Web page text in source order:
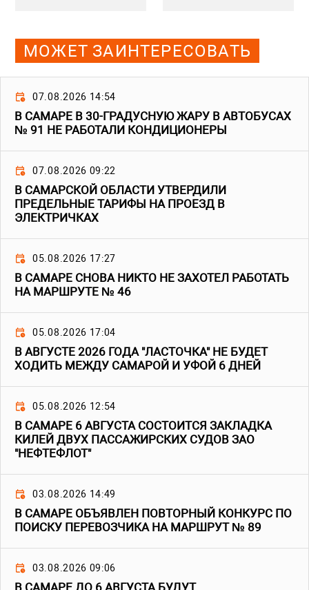
МОЖЕТ ЗАИНТЕРЕСОВАТЬ
07.08.2026 14:54
В САМАРЕ В 30-ГРАДУСНУЮ ЖАРУ В АВТОБУСАХ
№ 91 НЕ РАБОТАЛИ КОНДИЦИОНЕРЫ
07.08.2026 09:22
В САМАРСКОЙ ОБЛАСТИ УТВЕРДИЛИ
ПРЕДЕЛЬНЫЕ ТАРИФЫ НА ПРОЕЗД В
ЭЛЕКТРИЧКАХ
05.08.2026 17:27
В САМАРЕ СНОВА НИКТО НЕ ЗАХОТЕЛ РАБОТАТЬ
НА МАРШРУТЕ № 46
05.08.2026 17:04
В АВГУСТЕ 2026 ГОДА "ЛАСТОЧКА" НЕ БУДЕТ
ХОДИТЬ МЕЖДУ САМАРОЙ И УФОЙ 6 ДНЕЙ
05.08.2026 12:54
В САМАРЕ 6 АВГУСТА СОСТОИТСЯ ЗАКЛАДКА
КИЛЕЙ ДВУХ ПАССАЖИРСКИХ СУДОВ ЗАО
"НЕФТЕФЛОТ"
03.08.2026 14:49
В САМАРЕ ОБЪЯВЛЕН ПОВТОРНЫЙ КОНКУРС ПО
ПОИСКУ ПЕРЕВОЗЧИКА НА МАРШРУТ № 89
03.08.2026 09:06